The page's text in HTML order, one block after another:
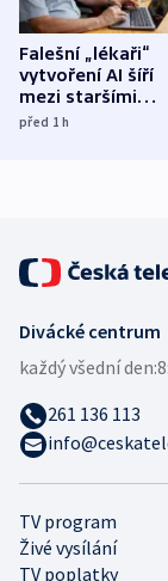
Falešní „lékaři“
vytvoření AI šíří
mezi staršími
Poláky
před 1h
TV program
Živé vysílání
TV poplatky
Divácké centrum
každý všední den:
261 136 113